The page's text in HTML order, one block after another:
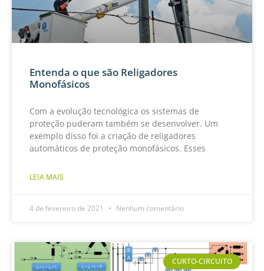
Entenda o que são Religadores
Monofásicos
Com a evolução tecnológica os sistemas de
proteção puderam também se desenvolver. Um
exemplo disso foi a criação de religadores
automáticos de proteção monofásicos. Esses
LEIA MAIS
4 de fevereiro de 2021 Nenhum comentário
CURTO-CIRCUITO